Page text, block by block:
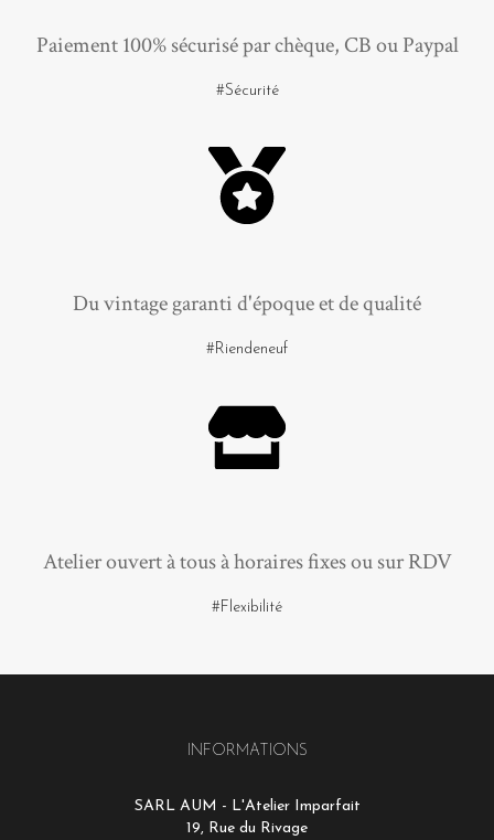
Paiement 100% sécurisé par chèque, CB ou Paypal
#Sécurité
Du vintage garanti d'époque et de qualité
#Riendeneuf
Atelier ouvert à tous à horaires fixes ou sur RDV
#Flexibilité
INFORMATIONS
SARL AUM - L'Atelier Imparfait
19, Rue du Rivage